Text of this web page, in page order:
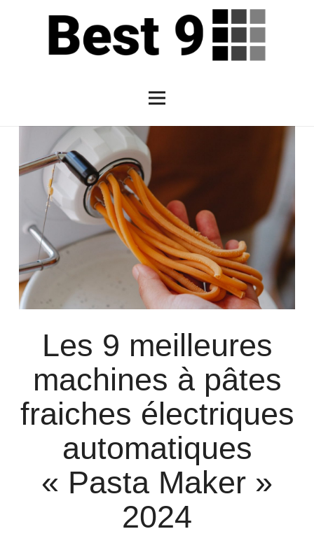
Les 9 meilleures
machines à pâtes
fraiches électriques
automatiques
« Pasta Maker »
2024